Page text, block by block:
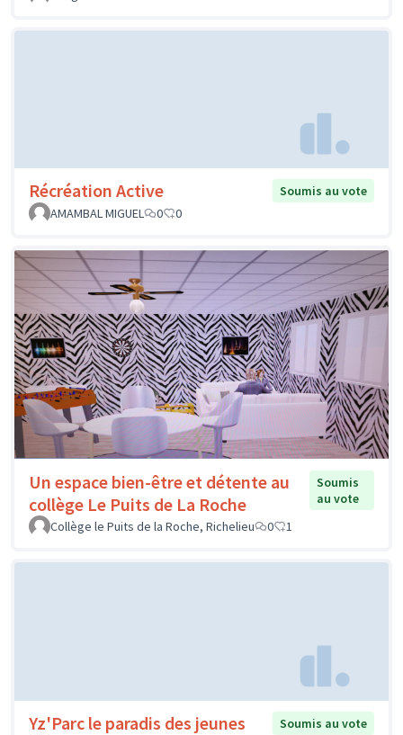
Récréation Active
Soumis au vote
AMAMBAL MIGUEL
0 0
Un espace bien-être et détente au
collège Le Puits de La Roche
Soumis
au vote
Collège le Puits de la Roche, Richelieu
0 1
Yz'Parc le paradis des jeunes
Soumis au vote